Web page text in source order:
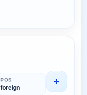
POS
foreign
+